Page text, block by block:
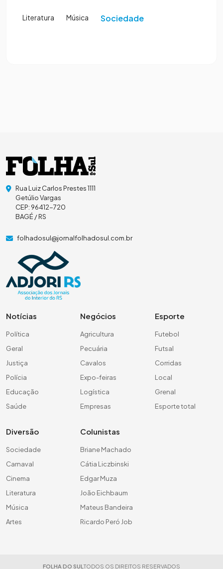
Literatura Música Sociedade
Rua Luiz Carlos Prestes 1111
Getúlio Vargas
CEP: 96412-720
BAGÉ / RS
folhadosul@jornalfolhadosul.com.br
Notícias
Política
Geral
Justiça
Polícia
Educação
Saúde
Negócios
Agricultura
Pecuária
Cavalos
Expo-feiras
Logística
Empresas
Esporte
Futebol
Futsal
Corridas
Local
Grenal
Esporte total
Diversão
Sociedade
Carnaval
Cinema
Literatura
Música
Artes
Colunistas
Briane Machado
Cátia Liczbinski
Edgar Muza
João Eichbaum
Mateus Bandeira
Ricardo Peró Job
FOLHA DO SUL TODOS OS DIREITOS RESERVADOS